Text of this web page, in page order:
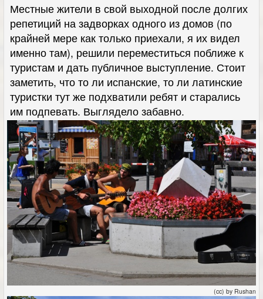
Местные жители в свой выходной после долгих
репетиций на задворках одного из домов (по
крайней мере как только приехали, я их видел
именно там), решили переместиться поближе к
туристам и дать публичное выступление. Стоит
заметить, что то ли испанские, то ли латинские
туристки тут же подхватили ребят и старались
им подпевать. Выглядело забавно.
(cc) by Rushan